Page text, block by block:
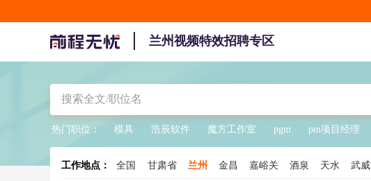
兰州视频特效招聘专区
热门职位： 模具 浩辰软件 魔方工作室 pgm pm项目经理
工作地点： 全国 甘肃省 兰州 金昌 嘉峪关 酒泉 天水 武威